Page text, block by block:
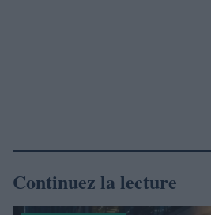
Continuez la lecture